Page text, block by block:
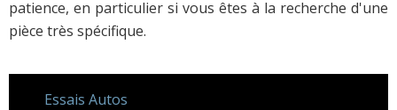
patience, en particulier si vous êtes à la recherche d'une
pièce très spécifique.
Essais Autos